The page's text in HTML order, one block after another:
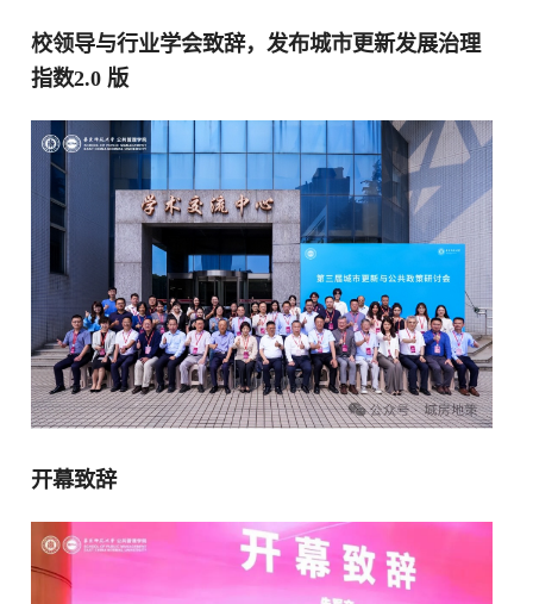
校领导与行业学会致辞，发布城市更新发展治理
指数2.0 版
开幕致辞